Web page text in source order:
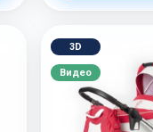
3D
Видео